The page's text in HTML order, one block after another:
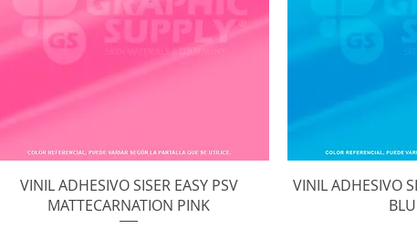
Vista rápida
VINIL ADHESIVO SISER EASY PSV
MATTECARNATION PINK
VINIL ADHESIVO